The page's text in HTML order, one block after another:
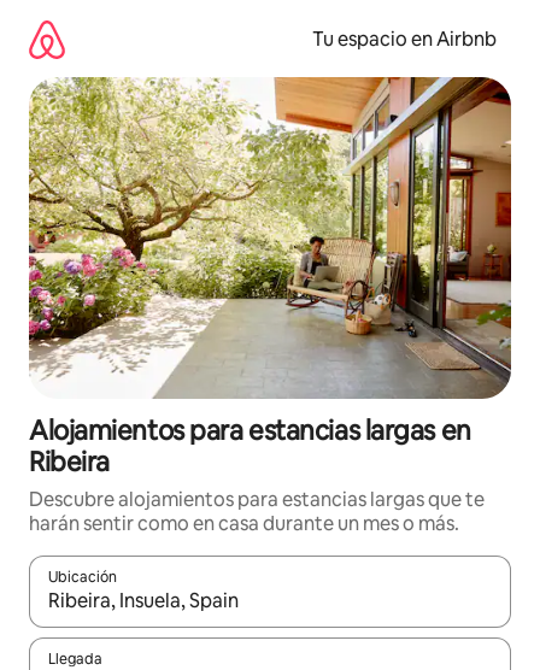
contenido
Tu espacio en Airbnb
Alojamientos para estancias largas en
Ribeira
Descubre alojamientos para estancias largas que te
harán sentir como en casa durante un mes o más.
Ubicación
Cuando los resultados estén disponibles, podrás navegar
Llegada